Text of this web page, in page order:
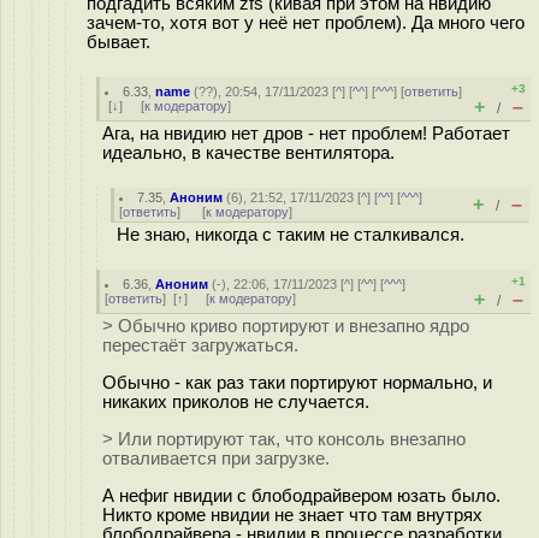
зачем-то, хотя вот у неё нет проблем). Да много чего
бывает.
6.33 ,name (??), 20:54, 17/11/2023 [^] [^^] [^^^] [ответить]
[↓] [к модератору]
+3
+ / –
Ага, на нвидию нет дров - нет проблем! Работает
идеально, в качестве вентилятора.
7.35 ,Аноним (6), 21:52, 17/11/2023 [^] [^^] [^^^]
[ответить] [к модератору] + / –
Не знаю, никогда с таким не сталкивался.
6.36 ,Аноним (-), 22:06, 17/11/2023 [^] [^^] [^^^]
[ответить] [↑] [к модератору]
+1
+ / –
> Обычно криво портируют и внезапно ядро
перестаёт загружаться.
Обычно - как раз таки портируют нормально, и
никаких приколов не случается.
> Или портируют так, что консоль внезапно
отваливается при загрузке.
А нефиг нвидии с блободрайвером юзать было.
Никто кроме нвидии не знает что там внутрях
блободрайвера - нвидии в процессе разработки